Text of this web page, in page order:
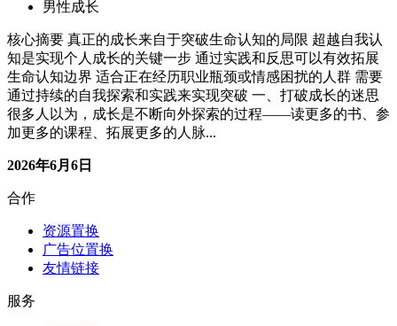
在线指导
社群交流
关于
博客
作品
赞助商
联系我们
公众号
邮箱
小红书
Copyright © 2026 进阶之旅 - 丝滑的成长 香甜的关系